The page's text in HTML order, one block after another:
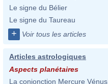
Le signe du Bélier
Le signe du Taureau
+ Voir tous les articles
Articles astrologiques
Aspects planétaires
La conjonction Mercure Vénus